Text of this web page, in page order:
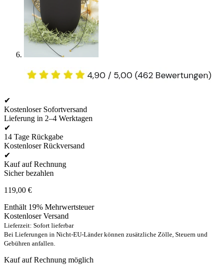
✔
Kostenloser Sofortversand
Lieferung in 2–4 Werktagen
✔
14 Tage Rückgabe
Kostenloser Rückversand
✔
Kauf auf Rechnung
Sicher bezahlen
119,00 €
Enthält 19% Mehrwertsteuer
Kostenloser Versand
Lieferzeit: Sofort lieferbar
Bei Lieferungen in Nicht-EU-Länder können zusätzliche Zölle, Steuern und
Gebühren anfallen.
Kauf auf Rechnung möglich